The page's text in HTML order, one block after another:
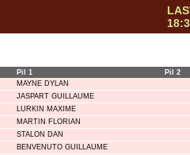
Pil 1 Pil 2
MAYNE DYLAN
JASPART GUILLAUME
LURKIN MAXIME
MARTIN FLORIAN
STALON DAN
BENVENUTO GUILLAUME